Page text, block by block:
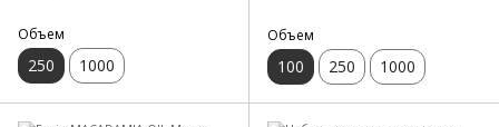
Объем
250 1000
Объем
100 250 1000